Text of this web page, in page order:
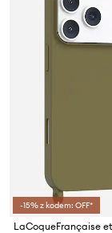
-15% z kodem: OFF*